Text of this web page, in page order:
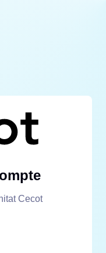
Cecot